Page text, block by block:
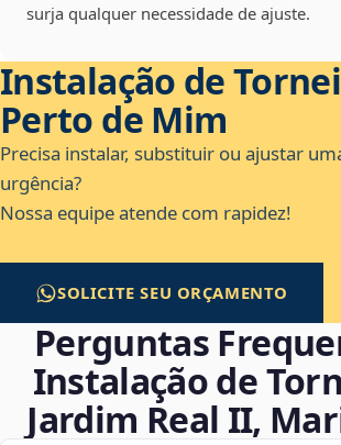
surja qualquer necessidade de ajuste.
Instalação de
Perto de Mim
Precisa instalar, substituir ou ajustar
urgência?
Nossa equipe atende com rapidez!
SOLICITE SEU ORÇAMENTO
Perguntas
Instalação de
Jardim Real II,